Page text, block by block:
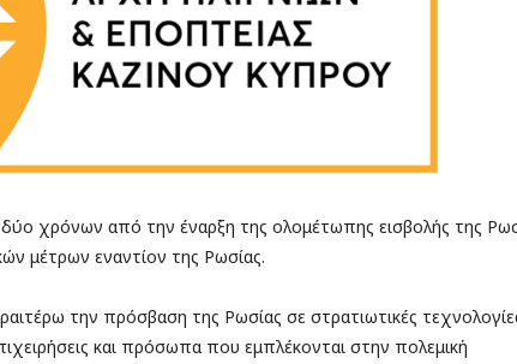
χρόνων από την έναρξη της ολομέτωπης εισβολής της
μέτρων εναντίον της Ρωσίας.
την πρόσβαση της Ρωσίας σε στρατιωτικές
και πρόσωπα που εμπλέκονται στην πολεμική